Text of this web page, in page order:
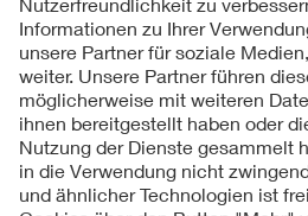
Folgen Sie uns